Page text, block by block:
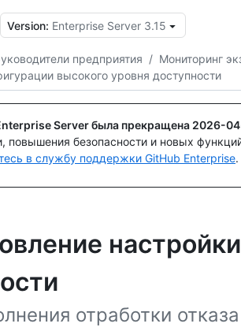
Version: Enterprise Server 3.15
предприятия / Мониторинг
высокого уровня доступности
Server была прекращена 2026-
повышения безопасности и новых
в службу поддержки GitHub Enterprise.
отработки